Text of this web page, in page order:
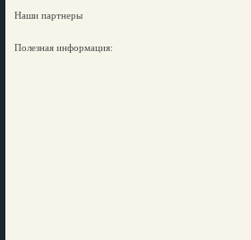
Наши партнеры
Полезная информация: